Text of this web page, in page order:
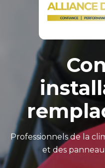
Professionnels de la
et des